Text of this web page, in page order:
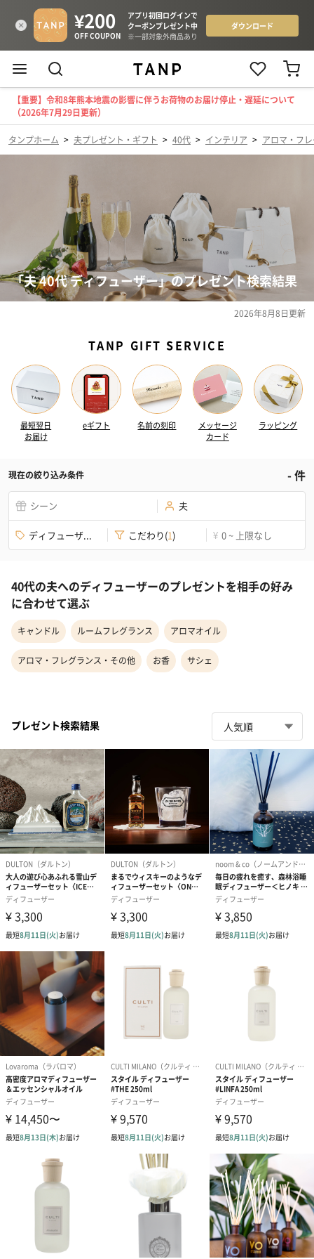
【重要】令和8年熊本地震の影響に伴うお荷物のお届け停止・遅延について
（2026年7月29日更新）
タンプホーム > 夫プレゼント・ギフト > 40代 > インテリア > アロマ・フ
「夫 40代 ディフューザー」のプレゼント検索結果
2026年8月8日更新
TANP GIFT SERVICE
最短翌日
お届け
eギフト 名前の刻印
メッセージ
カード
ラッピング
現在の絞り込み条件 -件
シーン 夫
ディフューザ... こだわり(1) ¥ 0 ~ 上限なし
40代の夫へのディフューザーのプレゼントを相手の好み
に合わせて選ぶ
キャンドル ルームフレグランス アロマオイル
アロマ・フレグランス・その他 お香 サシェ
プレゼント検索結果